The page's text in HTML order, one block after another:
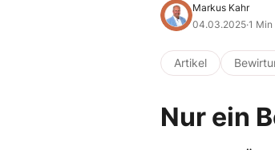
Markus Kahr
04.03.2025·1
Artikel
Nur ein